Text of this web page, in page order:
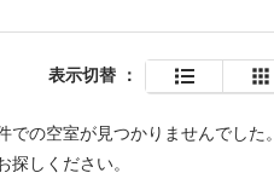
表示切替 ：
の空室が見つかりませんでした。
探しください。